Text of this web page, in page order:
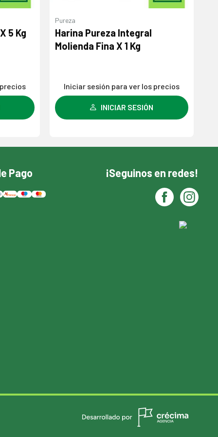
5 Kg
Pureza
Harina Pureza Integral
Molienda Fina X 1 Kg
Iniciar sesión para ver los precios
INICIAR SESIÓN
Pago ¡Seguinos en redes!